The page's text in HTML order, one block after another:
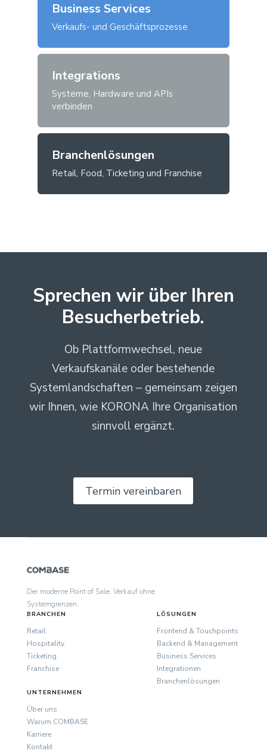
Business Services
Verkaufs- und Geschäftsprozesse
Integrations
Systeme, Hardware und APIs
verbinden
Branchenlösungen
Retail, Food, Ticketing und Franchise
Sprechen wir über Ihren
Besucherbetrieb.
Ob Plattformwechsel, neue
Verkaufskanäle oder bestehende
Systemlandschaften – gemeinsam zeigen
wir Ihnen, wie KORONA Ihre Organisation
sinnvoll ergänzt.
Termin vereinbaren
Der moderne Point of Sale. Verkauf ohne
Systemgrenzen.
BRANCHEN
Retail
Hospitality
Ticketing
Franchise
LÖSUNGEN
Frontend & Touchpoints
Backend & Management
Business Services
Integrationen
Branchenlösungen
UNTERNEHMEN
Über uns
Warum COMBASE
Karriere
Kontakt